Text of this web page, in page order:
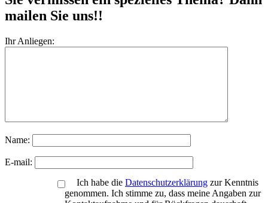
mailen Sie uns!!
Ihr Anliegen:
Name:
E-mail:
Ich habe die Datenschutzerklärung zur Kenntnis
genommen. Ich stimme zu, dass meine Angaben zur